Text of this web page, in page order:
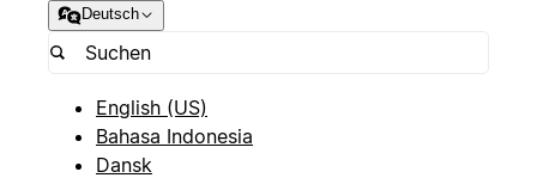
Deutsch
English (US)
Bahasa Indonesia
Dansk